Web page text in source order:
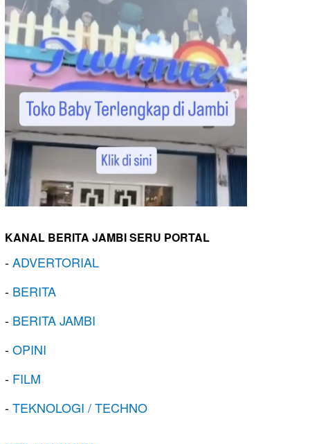
KANAL BERITA JAMBI SERU PORTAL
-ADVERTORIAL
- BERITA
- BERITA JAMBI
-OPINI
- FILM
-TEKNOLOGI / TECHNO